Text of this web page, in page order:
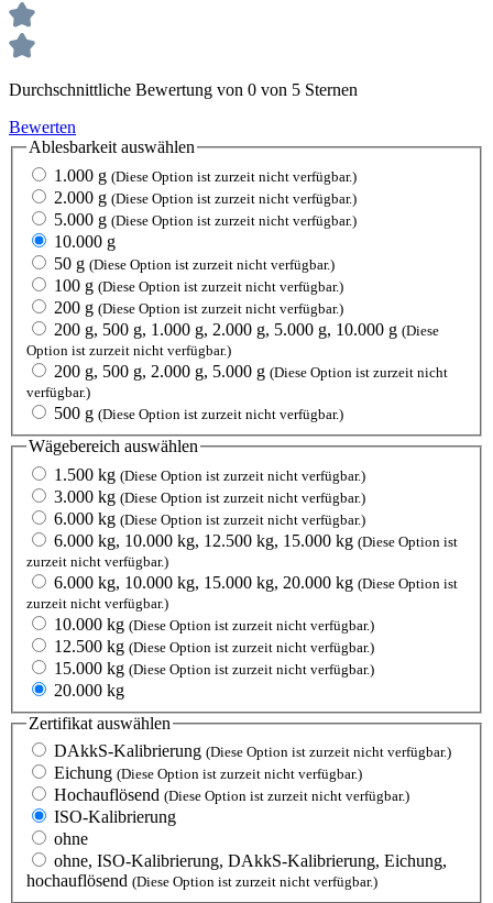
Durchschnittliche Bewertung von 0 von 5 Sternen
Bewerten
Ablesbarkeitauswählen
1.000 g (Diese Option ist zurzeit nicht verfügbar.)
2.000 g (Diese Option ist zurzeit nicht verfügbar.)
5.000 g (Diese Option ist zurzeit nicht verfügbar.)
10.000 g
50 g (Diese Option ist zurzeit nicht verfügbar.)
100 g (Diese Option ist zurzeit nicht verfügbar.)
200 g (Diese Option ist zurzeit nicht verfügbar.)
200 g, 500 g, 1.000 g, 2.000 g, 5.000 g, 10.000 g (Diese
Option ist zurzeit nicht verfügbar.)
200 g, 500 g, 2.000 g, 5.000 g (Diese Option ist zurzeit nicht
verfügbar.)
500 g (Diese Option ist zurzeit nicht verfügbar.)
Wägebereich auswählen
1.500 kg (Diese Option ist zurzeit nicht verfügbar.)
3.000 kg (Diese Option ist zurzeit nicht verfügbar.)
6.000 kg (Diese Option ist zurzeit nicht verfügbar.)
6.000 kg, 10.000 kg, 12.500 kg, 15.000 kg (Diese Option ist
zurzeit nicht verfügbar.)
6.000 kg, 10.000 kg, 15.000 kg, 20.000 kg (Diese Option ist
zurzeit nicht verfügbar.)
10.000 kg (Diese Option ist zurzeit nicht verfügbar.)
12.500 kg (Diese Option ist zurzeit nicht verfügbar.)
15.000 kg (Diese Option ist zurzeit nicht verfügbar.)
20.000 kg
Zertifikat auswählen
DAkkS-Kalibrierung (Diese Option ist zurzeit nicht verfügbar.)
Eichung (Diese Option ist zurzeit nicht verfügbar.)
Hochauflösend (Diese Option ist zurzeit nicht verfügbar.)
ISO-Kalibrierung
ohne
ohne, ISO-Kalibrierung, DAkkS-Kalibrierung, Eichung,
hochauflösend (Diese Option ist zurzeit nicht verfügbar.)